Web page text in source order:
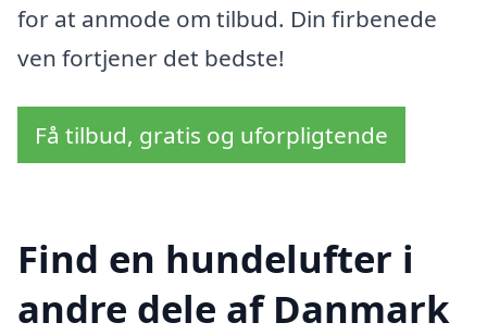
for at anmode om tilbud. Din firbenede
ven fortjener det bedste!
Få tilbud, gratis og uforpligtende
Find en hundelufter i
andre dele af Danmark